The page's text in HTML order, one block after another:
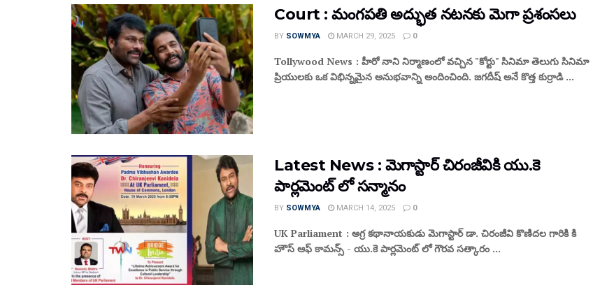
Court : మంగపతి అద్భుత నటనకు మెగా ప్రశంసలు
BY SOWMYA MARCH 29, 2025 0
Tollywood News : హీరో నాని నిర్మాణంలో వచ్చిన "కోర్టు" సినిమా తెలుగు సినిమా
ప్రియులకు ఒక విభిన్నమైన అనుభవాన్ని అందించింది. జగదీష్ అనే కొత్త కుర్రాడి ...
Latest News : మెగాస్టార్ చిరంజీవికి యు.కె
పార్ల‌మెంట్‌ లో స‌న్మానం
BY SOWMYA MARCH 14, 2025 0
UK Parliament : అగ్ర క‌థానాయ‌కుడు మెగాస్టార్ డా. చిరంజీవి కొణిదల గారికి కి
హౌస్ ఆఫ్ కామ‌న్స్ - యు.కె పార్ల‌మెంట్ లో గౌరవ స‌త్కారం ...